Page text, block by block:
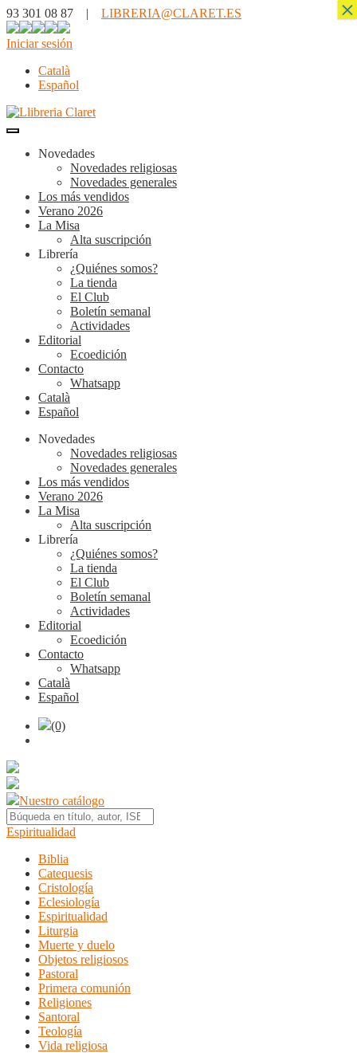
93 301 08 87 | LIBRERIA@CLARET.ES
Iniciar sesión
Català
Español
Novedades
Novedades religiosas
Novedades generales
Los más vendidos
Verano 2026
La Misa
Alta suscripción
Librería
¿Quiénes somos?
La tienda
El Club
Boletín semanal
Actividades
Editorial
Ecoedición
Contacto
Whatsapp
Català
Español
Novedades
Novedades religiosas
Novedades generales
Los más vendidos
Verano 2026
La Misa
Alta suscripción
Librería
¿Quiénes somos?
La tienda
El Club
Boletín semanal
Actividades
Editorial
Ecoedición
Contacto
Whatsapp
Català
Español
(0)
Nuestro catálogo
Espiritualidad
Biblia
Catequesis
Cristología
Eclesiología
Espiritualidad
Liturgia
Muerte y duelo
Objetos religiosos
Pastoral
Primera comunión
Religiones
Santoral
Teología
Vida religiosa
×